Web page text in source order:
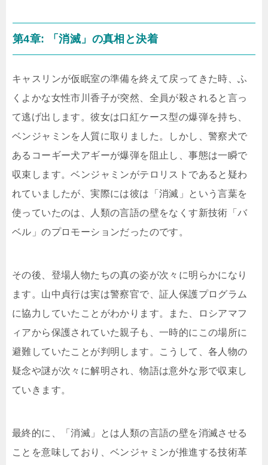
第4章: 「消滅」の真相と決着
キャスリンが仮眠室の準備を終えて戻ってきた時、ふ
くよかな女性市川香子が突然、全員が殺されると言っ
て逃げ出します。彼女は口紅ケース型の爆弾を持ち、
ベンジャミンを人質に取りました。しかし、警察犬で
あるコーギー犬アギーが爆弾を阻止し、事態は一瞬で
収束します。ベンジャミンがテロリストであると疑わ
れていましたが、実際には彼は「消滅」という言葉を
使っていたのは、人類の言語の壁をなくす新技術「バ
ベル」のプロモーションだったのです。
その後、登場人物たちの真の姿が次々に明らかになり
ます。山中貞行は実は警察官で、証人保護プログラム
に協力していたことがわかります。また、ロシアマフ
ィアから保護されていた親子も、一時的にこの場所に
避難していたことが判明します。こうして、各人物の
疑念や謎が次々に解明され、物語は意外な形で収束し
ていきます。
最終的に、「消滅」とは人類の言語の壁を消滅させる
ことを意味しており、ベンジャミンが推進する技術革